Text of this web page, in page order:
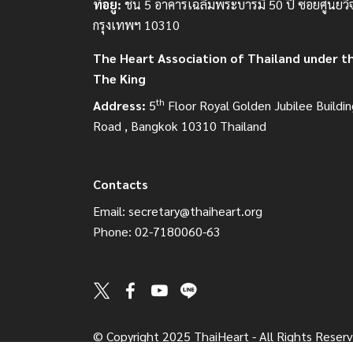
ที่อยู่: ชั้น 5 อาคารเฉลิมพระบารมี 50 ปี ซอยศูนย์
กรุงเทพฯ 10310
The Heart Association of Thailand under
The King
Address: 5th Floor Royal Golden Jubilee
Road , Bangkok 10310 Thailand
Contacts
Email: secretary@thaiheart.org
Phone: 02-7180060-63
© Copyright 2025 ThaiHeart - All Rights